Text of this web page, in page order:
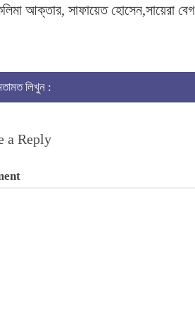
আক্তার, সাফায়েত হোসেন,সায়েরা
লিখুন :
a Reply